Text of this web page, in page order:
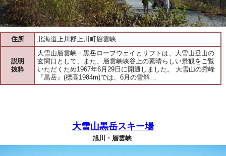
住所 北海道上川郡上川町層雲峡
説明
抜粋
大雪山層雲峡・黒岳ロープウェイとリフトは、大雪山登山の
玄関口として、また、層雲峡峡谷上の素晴らしい景観をご覧
いただくため1967年6月29日に開通しました。 大雪山の秀峰
『黒岳』(標高1984m)では、6月の雪解…
大雪山黒岳スキー場
旭川・層雲峡